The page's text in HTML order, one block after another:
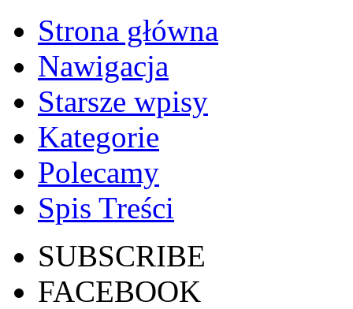
Strona główna
Nawigacja
Starsze wpisy
Kategorie
Polecamy
Spis Treści
SUBSCRIBE
FACEBOOK